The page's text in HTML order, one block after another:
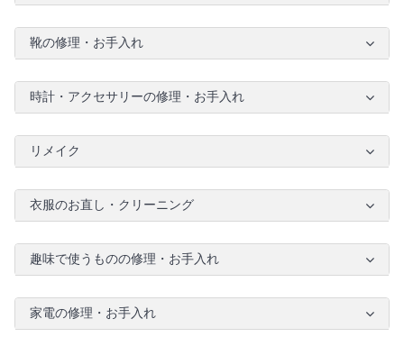
靴の修理・お手入れ
時計・アクセサリーの修理・お手入れ
リメイク
衣服のお直し・クリーニング
趣味で使うものの修理・お手入れ
家電の修理・お手入れ